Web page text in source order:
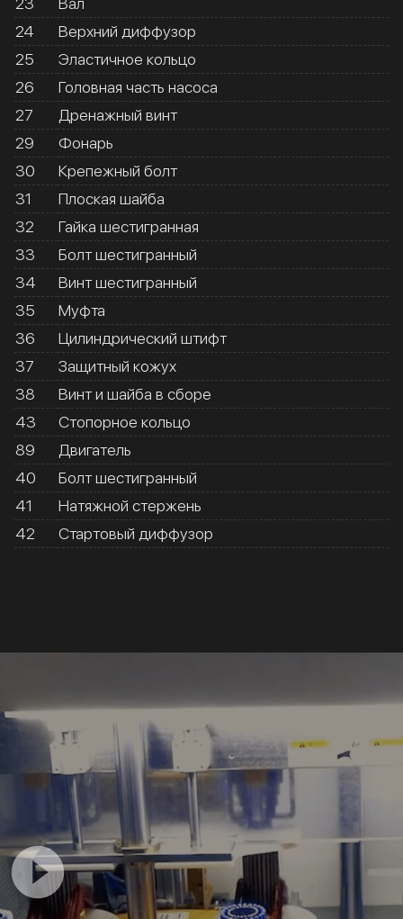
24
Верхний диффузор
25
Эластичное кольцо
26
Головная часть насоса
27
Дренажный винт
29
Фонарь
30
Крепежный болт
31
Плоская шайба
32
Гайка шестигранная
33
Болт шестигранный
34
Винт шестигранный
35
Муфта
36
Цилиндрический штифт
37
Защитный кожух
38
Винт и шайба в сборе
43
Стопорное кольцо
89
Двигатель
40
Болт шестигранный
41
Натяжной стержень
42
Стартовый диффузор